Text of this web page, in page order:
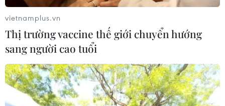
vietnamplus.vn
Thị trường vaccine thế giới chuyển hướng
sang người cao tuổi